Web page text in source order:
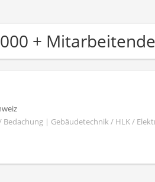
+
Bedachung | Gebäudetechnik / HLK /